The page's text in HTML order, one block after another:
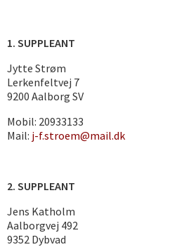
1. SUPPLEANT
Jytte Strøm
Lerkenfeltvej 7
9200 Aalborg SV
Mobil: 20933133
Mail: j-f.stroem@mail.dk
2. SUPPLEANT
Jens Katholm
Aalborgvej 492
9352 Dybvad